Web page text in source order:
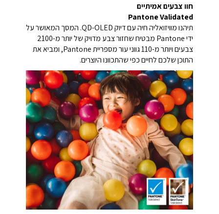
חוו צבעים אמיתיים
Pantone Validated
תיהנו מוויזואליה חיה עם דיוק QD-OLED. המסך המאושר על
ידי Pantone מבטיח שחזור צבע מדויק של יותר מ-2100
צבעים ויותר מ-110 גווני עור מספריית Pantone, ומביא את
התוכן שלכם לחיים כפי שהתכוונו היוצרים.